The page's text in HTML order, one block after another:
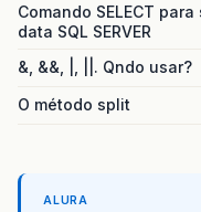
Comando SELECT
data SQL SERVER
&, &&, |, ||. Qndo usar?
O método split
ALURA